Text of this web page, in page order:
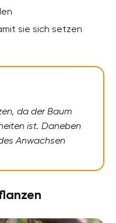
sie sich setzen
da der Baum
ist. Daneben
Anwachsen